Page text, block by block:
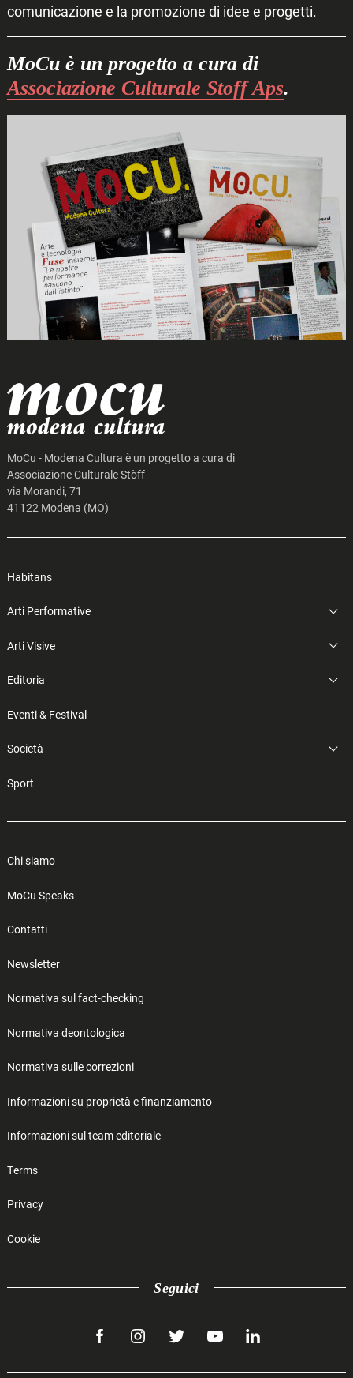
comunicazione e la promozione di idee e progetti.
MoCu è un progetto a cura di
Associazione Culturale Stoff Aps.
MoCu - Modena Cultura è un progetto a cura di
Associazione Culturale Stòff
via Morandi, 71
41122 Modena (MO)
Habitans
Arti Performative
Arti Visive
Editoria
Eventi & Festival
Società
Sport
Chi siamo
MoCu Speaks
Contatti
Newsletter
Normativa sul fact-checking
Normativa deontologica
Normativa sulle correzioni
Informazioni su proprietà e finanziamento
Informazioni sul team editoriale
Terms
Privacy
Cookie
Seguici
facebookinstagramtwitteryoutubelinkedin
Search
for: